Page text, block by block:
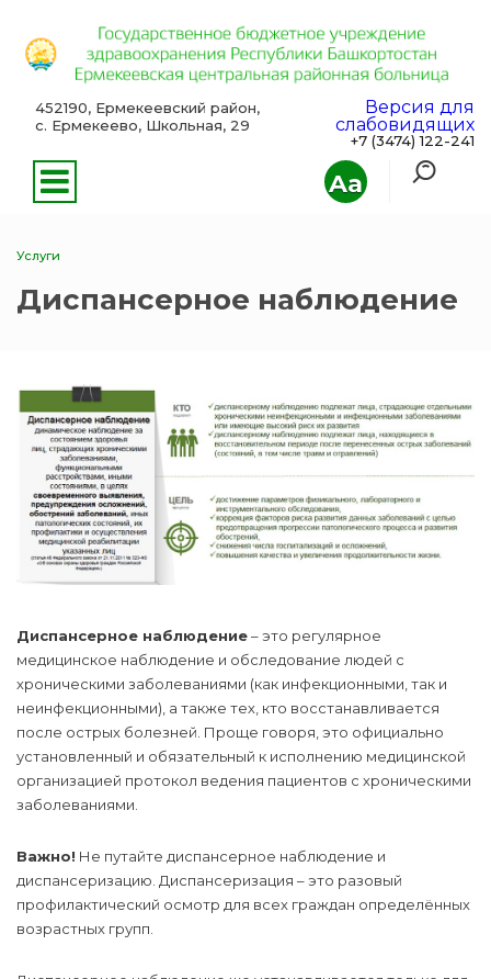
Aa
452190, Ермекеевский район,
с. Ермекеево, Школьная, 29
Версия для
слабовидящих
+7 (3474) 122-241
Услуги
Диспансерное наблюдение
Диспансерное наблюдение– это регулярное
медицинское наблюдение и обследование людей с
хроническими заболеваниями (как инфекционными, так и
неинфекционными), а также тех, кто восстанавливается
после острых болезней. Проще говоря, это официально
установленный и обязательный к исполнению медицинской
организацией протокол ведения пациентов с хроническими
заболеваниями.
Важно! Не путайте диспансерное наблюдение и
диспансеризацию. Диспансеризация – это разовый
профилактический осмотр для всех граждан определённых
возрастных групп.